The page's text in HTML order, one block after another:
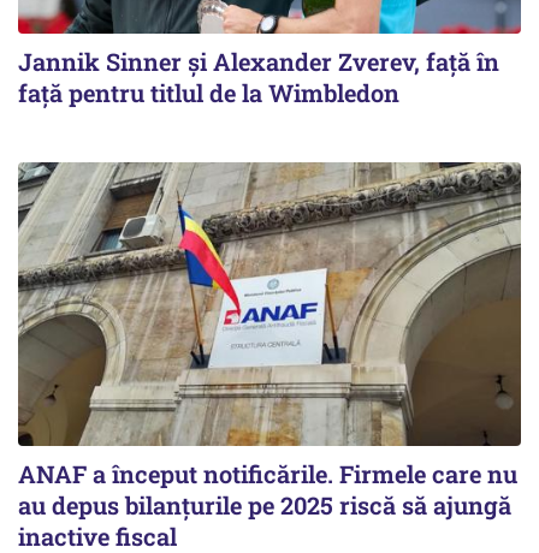
Jannik Sinner și Alexander Zverev, față în
față pentru titlul de la Wimbledon
ANAF a început notificările. Firmele care nu
au depus bilanțurile pe 2025 riscă să ajungă
inactive fiscal